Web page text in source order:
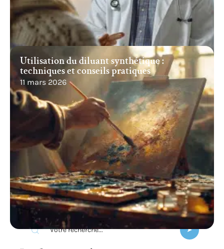
Utilisation du diluant synthétique :
techniques et conseils pratiques
11 mars 2026
Recherche